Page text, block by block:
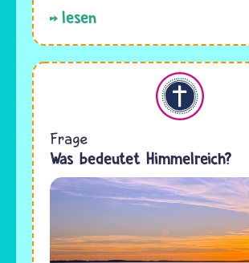
lesen
Christentum
Frage
Was bedeutet Himmelreich?